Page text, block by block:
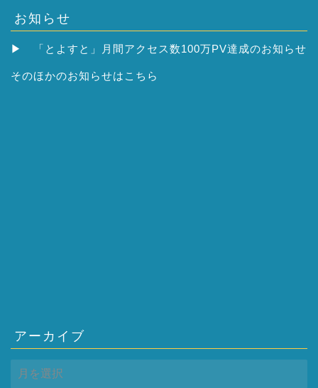
お知らせ
▶ 「とよすと」月間アクセス数100万PV達成のお知らせ
そのほかのお知らせはこちら
アーカイブ
ー